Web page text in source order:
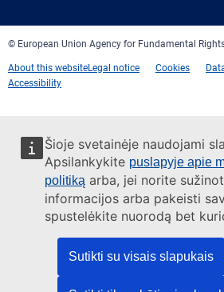
Šioje svetainėje naudojami
Apsilankykite puslapyje apie
politiką arba, jei norite
informacijos arba pakeisti
spustelėkite nuorodą bet
Sutikti su visais slapukais
© European Union Agency for Fundamental
About this websiteLegal notice Cookies
Accessibility